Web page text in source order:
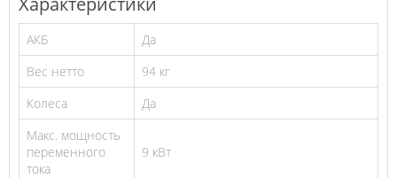
АКБ
Да
Вес нетто
94 кг
Колеса
Да
Макс. мощность
переменного
тока
9 кВт